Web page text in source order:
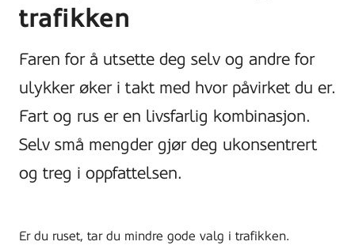
trafikken
Faren for å utsette deg selv og andre for
ulykker øker i takt med hvor påvirket du er.
Fart og rus er en livsfarlig kombinasjon.
Selv små mengder gjør deg ukonsentrert
og treg i oppfattelsen.
Er du ruset, tar du mindre gode valg i trafikken.